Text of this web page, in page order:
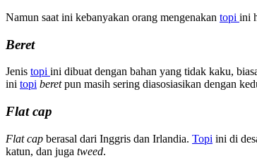
Namun saat ini kebanyakan orang mengenakan topi ini
Beret
Jenis topi ini dibuat dengan bahan yang tidak kaku,
ini topi beretpun masih sering diasosiasikan dengan
Flat cap
Flat cap berasal dari Inggris dan Irlandia. Topi ini di
katun, dan juga tweed.